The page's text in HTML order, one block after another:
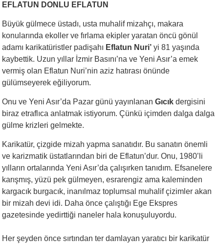
EFLATUN DONLU EFLATUN
Büyük gülmece üstadı, usta muhalif mizahçı, makara
konularında ekoller ve fırlama ekipler yaratan öncü gönül
adamı karikatüristler padişahı Eflatun Nuri’ yi 81 yaşında
kaybettik. Uzun yıllar İzmir Basını’na ve Yeni Asır’a emek
vermiş olan Eflatun Nuri’nin aziz hatırası önünde
gülümseyerek eğiliyorum.
Onu ve Yeni Asır’da Pazar günü yayınlananGıcıkdergisini
biraz etraflıca anlatmak istiyorum. Çünkü içimden dalga dalga
gülme krizleri gelmekte.
Karikatür, çizgide mizah yapma sanatıdır. Bu sanatın önemli
ve karizmatik üstatlarından biri de Eflatun’dur. Onu, 1980’li
yılların ortalarında Yeni Asır’da çalışırken tanıdım. Efsanelere
karışmış, yüzü pek gülmeyen, esrarengiz ama kaleminden
kargacık burgacık, inanılmaz toplumsal muhalif çizimler akan
bir mizah devi idi. Daha önce çalıştığı Ege Ekspres
gazetesinde yedirttiği naneler hala konuşuluyordu.
Her şeyden önce sırtından ter damlayan yaratıcı bir karikatür